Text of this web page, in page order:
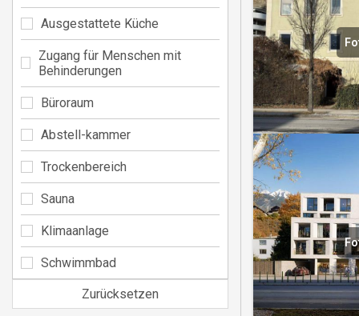
Ausgestattete Küche
Zugang für Menschen mit
Behinderungen
Büroraum
Abstell-kammer
Trockenbereich
Sauna
Klimaanlage
Schwimmbad
Zurücksetzen